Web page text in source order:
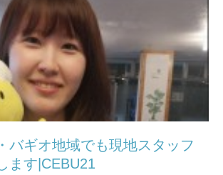
バギオ地域でも現地スタッフ
ます|CEBU21